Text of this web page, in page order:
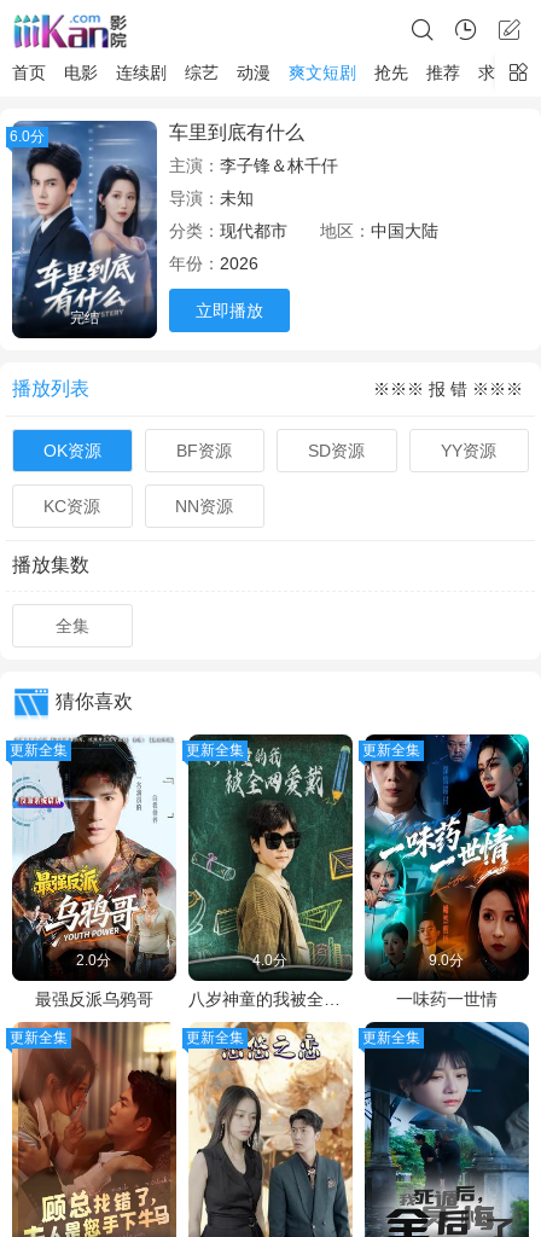
首页 电影 连续剧 综艺 动漫 爽文短剧 抢先 推荐 求片
6.0分
完结
车里到底有什么
主演： 李子锋＆林千仟
导演： 未知
分类： 现代都市 地区： 中国大陆
年份： 2026
立即播放
播放列表 ※※※ 报 错 ※※※
OK资源 BF资源 SD资源 YY资源
KC资源 NN资源
播放集数
全集
猜你喜欢
更新全集
2.0分
最强反派乌鸦哥
更新全集
4.0分
八岁神童的我被全网爱戴
更新全集
9.0分
一味药一世情
更新全集 更新全集 更新全集